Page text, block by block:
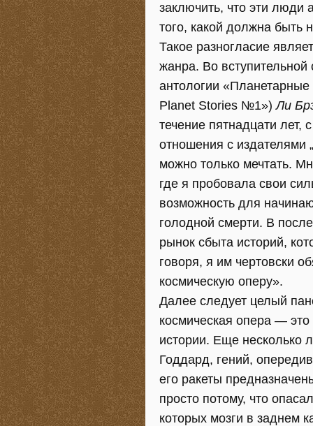
заключить, что эти люди
того, какой должна быть
Такое разногласие
жанра. Во вступительной
антологии
Planet Stories №1»)Ли
течение пятнадцати лет,
отношения с издателями
можно только мечтать.
где я пробовала свои
возможность для
голодной смерти. В
рынок сбыта историй,
говоря, я им чертовски
космическую оперу».
Далее следует целый
космическая опера — это
истории. Еще несколько
Годдард, гений,
его ракеты
просто потому, что
которых мозги в заднем